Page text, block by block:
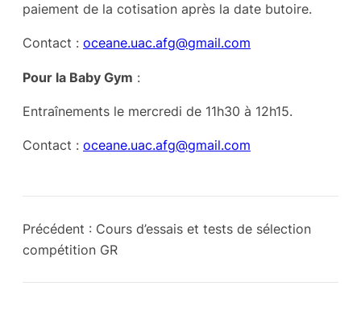
paiement de la cotisation après la date butoire.
Contact : oceane.uac.afg@gmail.com
Pour la Baby Gym :
Entraînements le mercredi de 11h30 à 12h15.
Contact : oceane.uac.afg@gmail.com
Précédent : Cours d’essais et tests de sélection
compétition GR